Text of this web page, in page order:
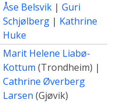
Åse Belsvik | Guri
Schjølberg | Kathrine
Huke
Marit Helene Liabø-
Kottum (Trondheim) |
Cathrine Øverberg
Larsen (Gjøvik)